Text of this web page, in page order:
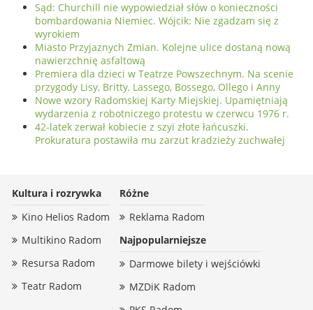
Sąd: Churchill nie wypowiedział słów o konieczności
bombardowania Niemiec. Wójcik: Nie zgadzam się z
wyrokiem
Miasto Przyjaznych Zmian. Kolejne ulice dostaną nową
nawierzchnię asfaltową
Premiera dla dzieci w Teatrze Powszechnym. Na scenie
przygody Lisy, Britty, Lassego, Bossego, Ollego i Anny
Nowe wzory Radomskiej Karty Miejskiej. Upamiętniają
wydarzenia z robotniczego protestu w czerwcu 1976 r.
42-latek zerwał kobiecie z szyi złote łańcuszki.
Prokuratura postawiła mu zarzut kradzieży zuchwałej
Kultura i rozrywka
Kino Helios Radom
Multikino Radom
Resursa Radom
Teatr Radom
Różne
Reklama Radom
Najpopularniejsze
Darmowe bilety i wejściówki
MZDiK Radom